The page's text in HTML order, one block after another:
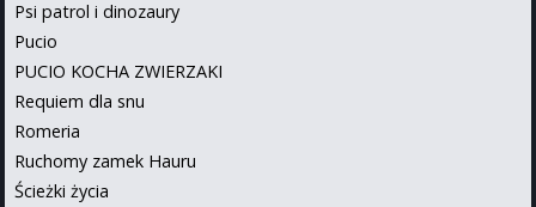
Psi patrol i dinozaury
Pucio
PUCIO KOCHA ZWIERZAKI
Requiem dla snu
Romeria
Ruchomy zamek Hauru
Ścieżki życia